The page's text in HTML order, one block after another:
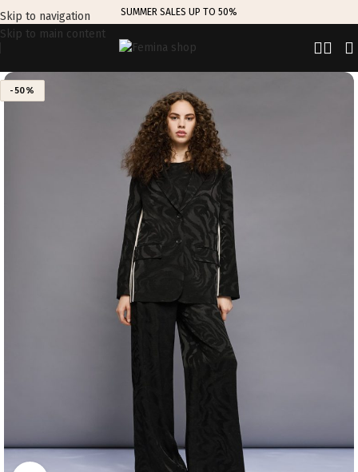
Skip to navigation
Skip to main content
SUMMER SALES UP TO 50%
-50%